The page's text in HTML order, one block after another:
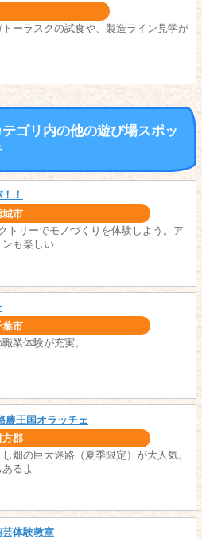
トーラスクの試食や、製造ライン見学が
テゴリ内の他の遊び場スポッ
！
城市
トリーでモノづくりを体験しよう。ア
ンも楽しい
葉市
業体験が充実。
農王国オラッチェ
方郡
畑の巨大迷路（夏季限定）が大人気。
るよ
体験教室